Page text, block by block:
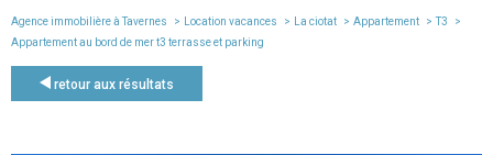
Agence immobilière à Tavernes Location vacances La ciotat Appartement
T3
Appartement au bord de mer t3 terrasse et parking
retour aux résultats